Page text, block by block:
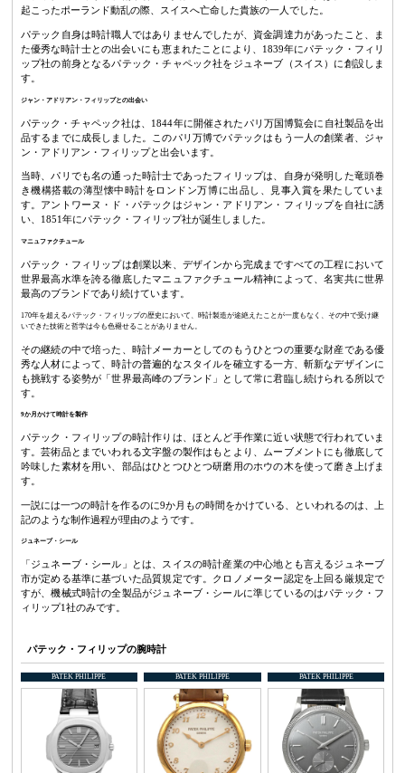
起こったポーランド動乱の際、スイスへ亡命した貴族の一人でした。
パテック自身は時計職人ではありませんでしたが、資金調達力があったこと、ま
た優秀な時計士との出会いにも恵まれたことにより、1839年にパテック・フィリ
ップ社の前身となるパテック・チャペック社をジュネーブ（スイス）に創設しま
す。
ジャン・アドリアン・フィリップとの出会い
パテック・チャペック社は、1844年に開催されたパリ万国博覧会に自社製品を出
品するまでに成長しました。このパリ万博でパテックはもう一人の創業者、ジャ
ン・アドリアン・フィリップと出会います。
当時、パリでも名の通った時計士であったフィリップは、自身が発明した竜頭巻
き機構搭載の薄型懐中時計をロンドン万博に出品し、見事入賞を果たしていま
す。アントワーヌ・ド・パテックはジャン・アドリアン・フィリップを自社に誘
い、1851年にパテック・フィリップ社が誕生しました。
マニュファクチュール
パテック・フィリップは創業以来、デザインから完成まですべての工程において
世界最高水準を誇る徹底したマニュファクチュール精神によって、名実共に世界
最高のブランドであり続けています。
170年を超えるパテック・フィリップの歴史において、時計製造が途絶えたことが一度もなく、その中で受け継
いできた技術と哲学は今も色褪せることがありません。
その継続の中で培った、時計メーカーとしてのもうひとつの重要な財産である優
秀な人材によって、時計の普遍的なスタイルを確立する一方、斬新なデザインに
も挑戦する姿勢が「世界最高峰のブランド」として常に君臨し続けられる所以で
す。
9か月かけて時計を製作
パテック・フィリップの時計作りは、ほとんど手作業に近い状態で行われていま
す。芸術品とまでいわれる文字盤の製作はもとより、ムーブメントにも徹底して
吟味した素材を用い、部品はひとつひとつ研磨用のホウの木を使って磨き上げま
す。
一説には一つの時計を作るのに9か月もの時間をかけている、といわれるのは、上
記のような制作過程が理由のようです。
ジュネーブ・シール
「ジュネーブ・シール」とは、スイスの時計産業の中心地とも言えるジュネーブ
市が定める基準に基づいた品質規定です。クロノメーター認定を上回る厳規定で
すが、機械式時計の全製品がジュネーブ・シールに準じているのはパテック・フ
ィリップ1社のみです。
パテック・フィリップの腕時計
PATEK PHILIPPE PATEK PHILIPPE PATEK PHILIPPE